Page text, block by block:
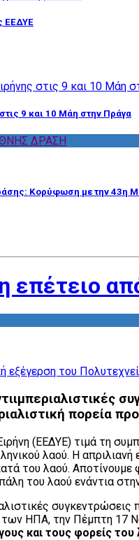
ΕΕΔΥΕ
9 και 10 Μάη στην Πράγα
ΔΡΑΣΗ
Κορύφωση με την 43η
επέτειο
πορεία
(ΕΕΔΥΕ) τιμά τη
λαού. Η
του λαού.
του λαού ενάντια
των ΗΠΑ, την Πέμπτη 17
και τους φορείς του